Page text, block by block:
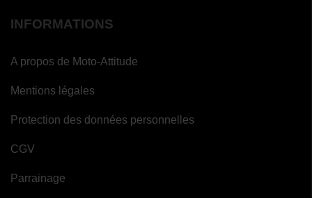
INFORMATIONS
A propos de Moto-Attitude
Mentions légales
Protection des données personnelles
CGV
Parrainage